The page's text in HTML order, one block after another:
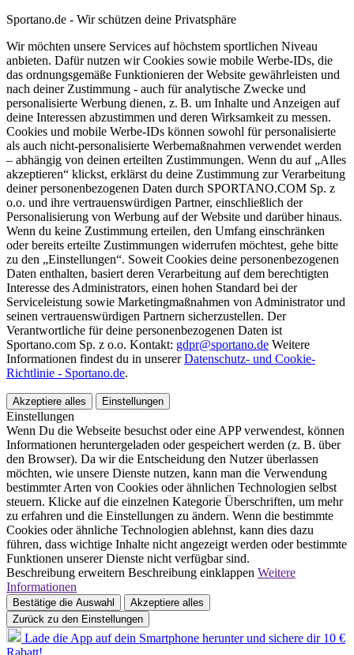
Sportano.de - Wir schützen deine Privatsphäre
Wir möchten unsere Services auf höchstem sportlichen Niveau
anbieten. Dafür nutzen wir Cookies sowie mobile Werbe-IDs, die
das ordnungsgemäße Funktionieren der Website gewährleisten und
nach deiner Zustimmung - auch für analytische Zwecke und
personalisierte Werbung dienen, z. B. um Inhalte und Anzeigen auf
deine Interessen abzustimmen und deren Wirksamkeit zu messen.
Cookies und mobile Werbe-IDs können sowohl für personalisierte
als auch nicht-personalisierte Werbemaßnahmen verwendet werden
– abhängig von deinen erteilten Zustimmungen. Wenn du auf „Alles
akzeptieren“ klickst, erklärst du deine Zustimmung zur Verarbeitung
deiner personenbezogenen Daten durch SPORTANO.COM Sp. z
o.o. und ihre vertrauenswürdigen Partner, einschließlich der
Personalisierung von Werbung auf der Website und darüber hinaus.
Wenn du keine Zustimmung erteilen, den Umfang einschränken
oder bereits erteilte Zustimmungen widerrufen möchtest, gehe bitte
zu den „Einstellungen“. Soweit Cookies deine personenbezogenen
Daten enthalten, basiert deren Verarbeitung auf dem berechtigten
Interesse des Administrators, einen hohen Standard bei der
Serviceleistung sowie Marketingmaßnahmen von Administrator und
seinen vertrauenswürdigen Partnern sicherzustellen. Der
Verantwortliche für deine personenbezogenen Daten ist
Sportano.com Sp. z o.o. Kontakt: gdpr@sportano.de Weitere
Informationen findest du in unsererDatenschutz- und Cookie-
Richtlinie - Sportano.de.
Akzeptiere alles Einstellungen
Einstellungen
Wenn Du die Webseite besuchst oder eine APP verwendest, können
Informationen heruntergeladen oder gespeichert werden (z. B. über
den Browser). Da wir die Entscheidung den Nutzer überlassen
möchten, wie unsere Dienste nutzen, kann man die Verwendung
bestimmter Arten von Cookies oder ähnlichen Technologien selbst
steuern. Klicke auf die einzelnen Kategorie Überschriften, um mehr
zu erfahren und die Einstellungen zu ändern. Wenn die bestimmte
Cookies oder ähnliche Technologien ablehnst, kann dies dazu
führen, dass wichtige Inhalte nicht angezeigt werden oder bestimmte
Funktionen unserer Dienste nicht verfügbar sind.
Beschreibung erweitern Beschreibung einklappen Weitere
Informationen
Bestätige die Auswahl
Akzeptiere alles
Zurück zu den Einstellungen
Lade die App auf dein Smartphone herunter und sichere dir 10 €
Rabatt!